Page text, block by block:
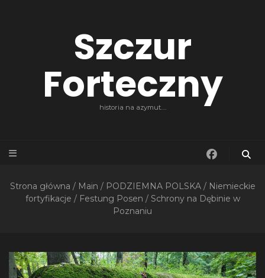
Szczur
Forteczny
historia na azymut….
Strona główna / Main / PODZIEMNA POLSKA / Niemieckie
fortyfikacje / Festung Posen / Schrony na Dębinie w
Poznaniu